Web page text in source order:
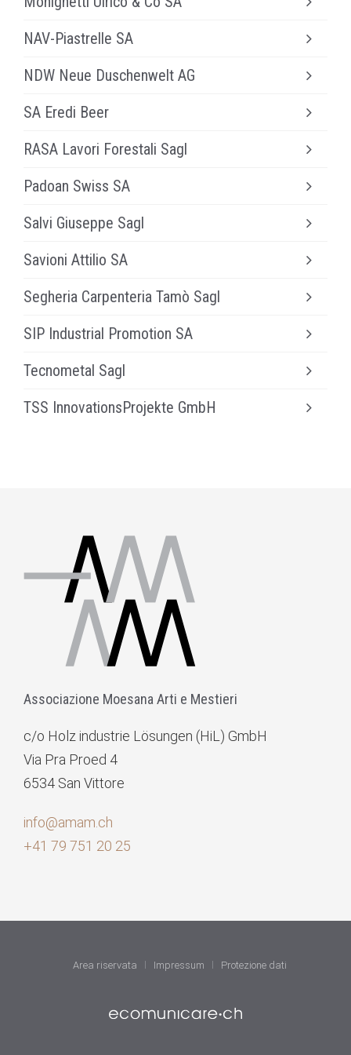
Metallumin SA
Copertura tetti in piode - ponteggi
NAV-Piastrelle SA
Piastrellista
NDW Neue Duschenwelt AG
Produzione docce, rubinetteria, sanitari
SA Eredi Beer
Autotrasporti
RASA Lavori Forestali Sagl
Lavori forestali
Padoan Swiss SA
Serbatoi per impianti e veicoli industriali
Salvi Giuseppe Sagl
Impianti elettrici
Savioni Attilio SA
Impresa costruzioni
Segheria Carpenteria Tamò Sagl
Carpenteria in legno - commercio legnami
SIP Industrial Promotion SA
Masterizzazione e compoundazione polimeri
Tecnometal Sagl
Costruzioni metalliche e meccaniche
TSS InnovationsProjekte GmbH
Associazione Moesana Arti e Mestieri
c/o Holz industrie Lösungen (HiL) GmbH
Via Pra Proed 4
6534 San Vittore
info@amam.ch
+41 79 751 20 25
Area riservata Impressum Protezione dati